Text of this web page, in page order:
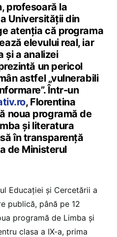
profesoară la
Universității din
atenția că programa
elevului real, iar
și a analizei
un pericol
astfel „vulnerabili
Într-un
, Florentina
noua programă de
și literatura
în transparență
de Ministerul
Educației și Cercetării a
publică, până pe 12
programă de Limba și
clasa a IX-a, prima